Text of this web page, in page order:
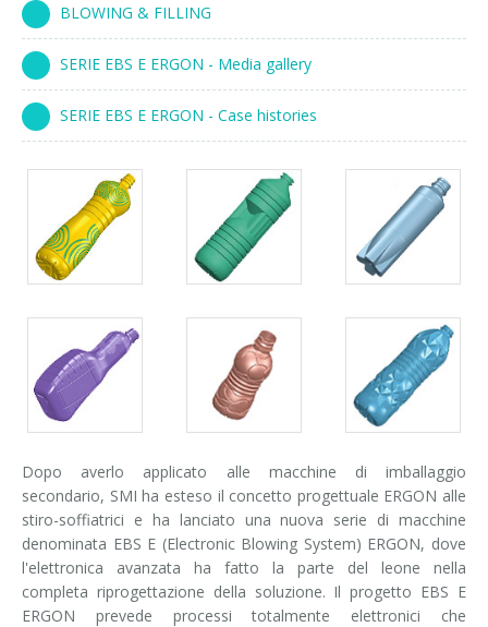
ingresso in linea
ingresso a 90°
Corsi palettizzatori
BLOWING & FILLING
SERIE EBS E ERGON - Media gallery
SERIE EBS E ERGON - Case histories
Dopo averlo applicato alle macchine di imballaggio
secondario, SMI ha esteso il concetto progettuale ERGON alle
stiro-soffiatrici e ha lanciato una nuova serie di macchine
denominata EBS E (Electronic Blowing System) ERGON, dove
l'elettronica avanzata ha fatto la parte del leone nella
completa riprogettazione della soluzione. Il progetto EBS E
ERGON prevede processi totalmente elettronici che